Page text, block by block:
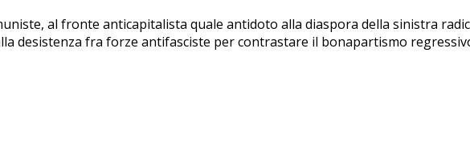
al fronte anticapitalista quale antidoto alla diaspora della sinistra
desistenza fra forze antifasciste per contrastare il bonapartismo